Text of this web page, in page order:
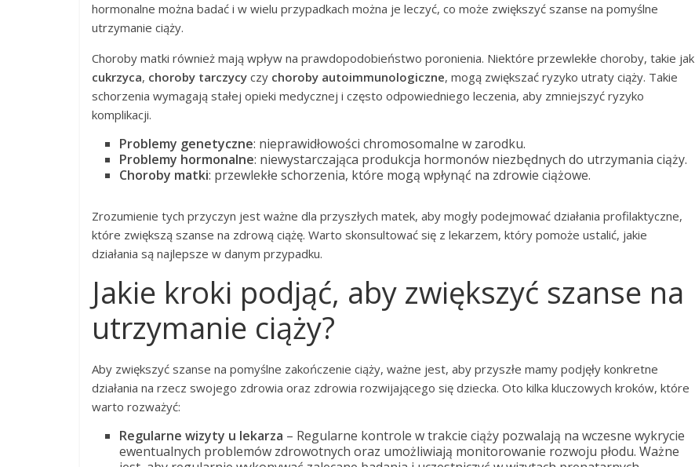
hormonalne można badać i w wielu przypadkach można je leczyć, co może zwiększyć szanse na pomyślne
utrzymanie ciąży.
Choroby matki również mają wpływ na prawdopodobieństwo poronienia. Niektóre przewlekłe choroby, takie jak
cukrzyca, choroby tarczycy czy choroby autoimmunologiczne, mogą zwiększać ryzyko utraty ciąży. Takie
schorzenia wymagają stałej opieki medycznej i często odpowiedniego leczenia, aby zmniejszyć ryzyko
komplikacji.
Problemy genetyczne: nieprawidłowości chromosomalne w zarodku.
Problemy hormonalne: niewystarczająca produkcja hormonów niezbędnych do utrzymania ciąży.
Choroby matki: przewlekłe schorzenia, które mogą wpłynąć na zdrowie ciążowe.
Zrozumienie tych przyczyn jest ważne dla przyszłych matek, aby mogły podejmować działania profilaktyczne,
które zwiększą szanse na zdrową ciążę. Warto skonsultować się z lekarzem, który pomoże ustalić, jakie
działania są najlepsze w danym przypadku.
Jakie kroki podjąć, aby zwiększyć szanse na
utrzymanie ciąży?
Aby zwiększyć szanse na pomyślne zakończenie ciąży, ważne jest, aby przyszłe mamy podjęły konkretne
działania na rzecz swojego zdrowia oraz zdrowia rozwijającego się dziecka. Oto kilka kluczowych kroków, które
warto rozważyć:
Regularne wizyty u lekarza – Regularne kontrole w trakcie ciąży pozwalają na wczesne wykrycie
ewentualnych problemów zdrowotnych oraz umożliwiają monitorowanie rozwoju płodu. Ważne